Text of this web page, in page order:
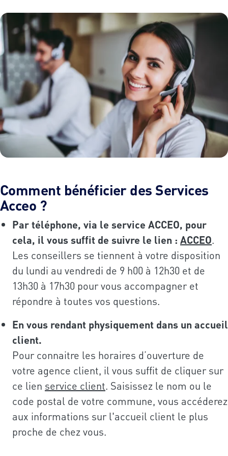
Comment bénéficier des Services
Acceo ?
Par téléphone, via le service ACCEO, pour
cela, il vous suffit de suivre le lien : ACCEO.
Les conseillers se tiennent à votre disposition
du lundi au vendredi de 9 h00 à 12h30 et de
13h30 à 17h30 pour vous accompagner et
répondre à toutes vos questions.
En vous rendant physiquement dans un accueil
client.
Pour connaitre les horaires d’ouverture de
votre agence client, il vous suffit de cliquer sur
ce lien service client. Saisissez le nom ou le
code postal de votre commune, vous accéderez
aux informations sur l'accueil client le plus
proche de chez vous.